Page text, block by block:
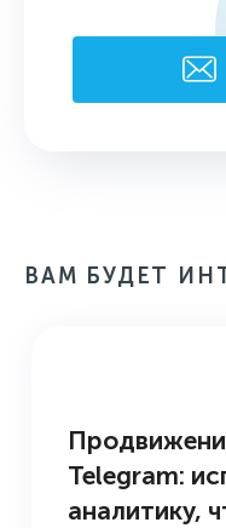
ВАМ БУДЕТ
Telegram:
аналитику,